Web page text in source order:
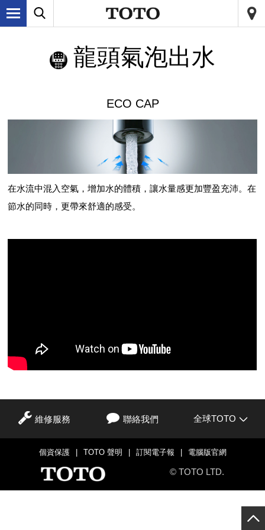
龍頭氣泡出水
ECO CAP
在水流中混入空氣，增加水的體積，讓水量感更加豐盈充沛。在
節水的同時，更帶來舒適的感受。
維修服務 聯絡我們 全球TOTO
個資保護 | TOTO 聲明 | 訂閱電子報 | 電腦版官網
© TOTO LTD.